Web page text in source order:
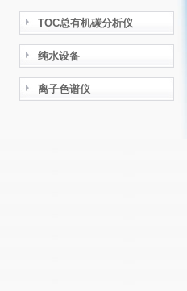
TOC总有机碳分析仪
纯水设备
离子色谱仪